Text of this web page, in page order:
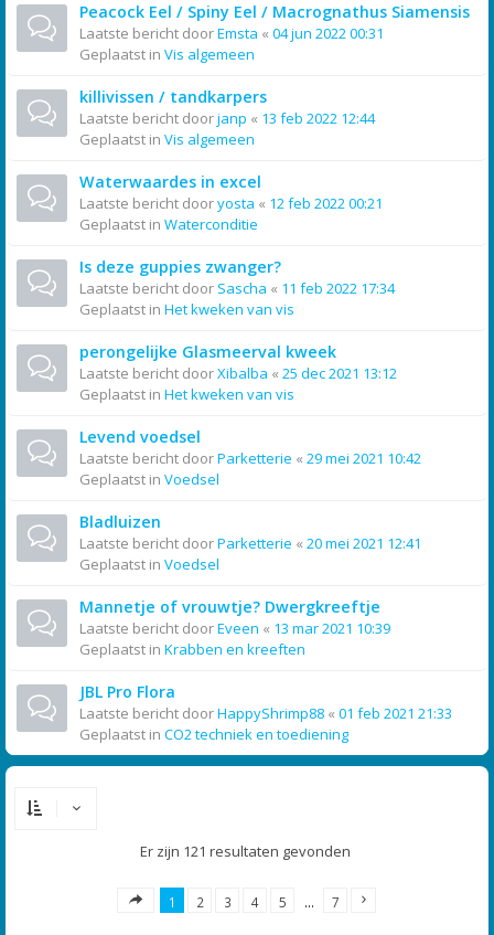
Peacock Eel / Spiny Eel / Macrognathus Siamensis
Laatste bericht doorEmsta « 04 jun 2022 00:31
Geplaatst in Vis algemeen
killivissen / tandkarpers
Laatste bericht doorjanp « 13 feb 2022 12:44
Geplaatst in Vis algemeen
Waterwaardes in excel
Laatste bericht dooryosta « 12 feb 2022 00:21
Geplaatst in Waterconditie
Is deze guppies zwanger?
Laatste bericht door Sascha « 11 feb 2022 17:34
Geplaatst in Het kweken van vis
perongelijke Glasmeerval kweek
Laatste bericht doorXibalba « 25 dec 2021 13:12
Geplaatst in Het kweken van vis
Levend voedsel
Laatste bericht doorParketterie « 29 mei 2021 10:42
Geplaatst in Voedsel
Bladluizen
Laatste bericht doorParketterie « 20 mei 2021 12:41
Geplaatst in Voedsel
Mannetje of vrouwtje? Dwergkreeftje
Laatste bericht doorEveen « 13 mar 2021 10:39
Geplaatst in Krabben en kreeften
JBL Pro Flora
Laatste bericht doorHappyShrimp88 « 01 feb 2021 21:33
Geplaatst in CO2 techniek en toediening
Er zijn 121 resultaten gevonden
1 2 3 4 5 … 7